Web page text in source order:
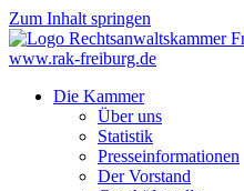
Zum Inhalt springen
Die Kammer
Über uns
Statistik
Presseinformationen
Der Vorstand